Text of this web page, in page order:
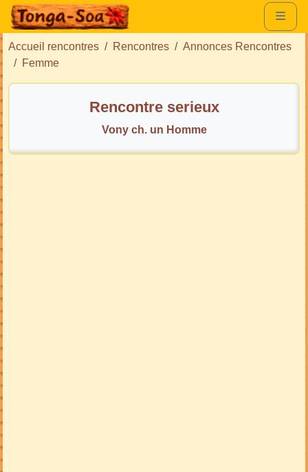
Accueil rencontres Rencontres
Annonces Rencontres
Femme
Rencontre serieux
Vony ch. un Homme